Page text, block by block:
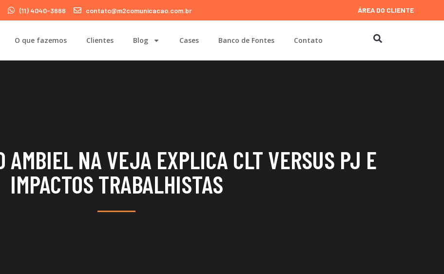
(11) 4040-3666 contato@m2comunicacao.com.br ÁREA DO CLIENTE
O que fazemos Clientes Blog Cases Banco de Fontes Contato
AMBIEL NA VEJA EXPLICA CLT VERSUS PJ E
IMPACTOS TRABALHISTAS